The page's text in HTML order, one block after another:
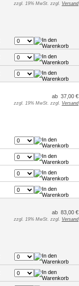
zzgl. 19% MwSt. zzgl. Versand
ab 37,00 €
zzgl. 19% MwSt. zzgl. Versand
ab 83,00 €
zzgl. 19% MwSt. zzgl. Versand